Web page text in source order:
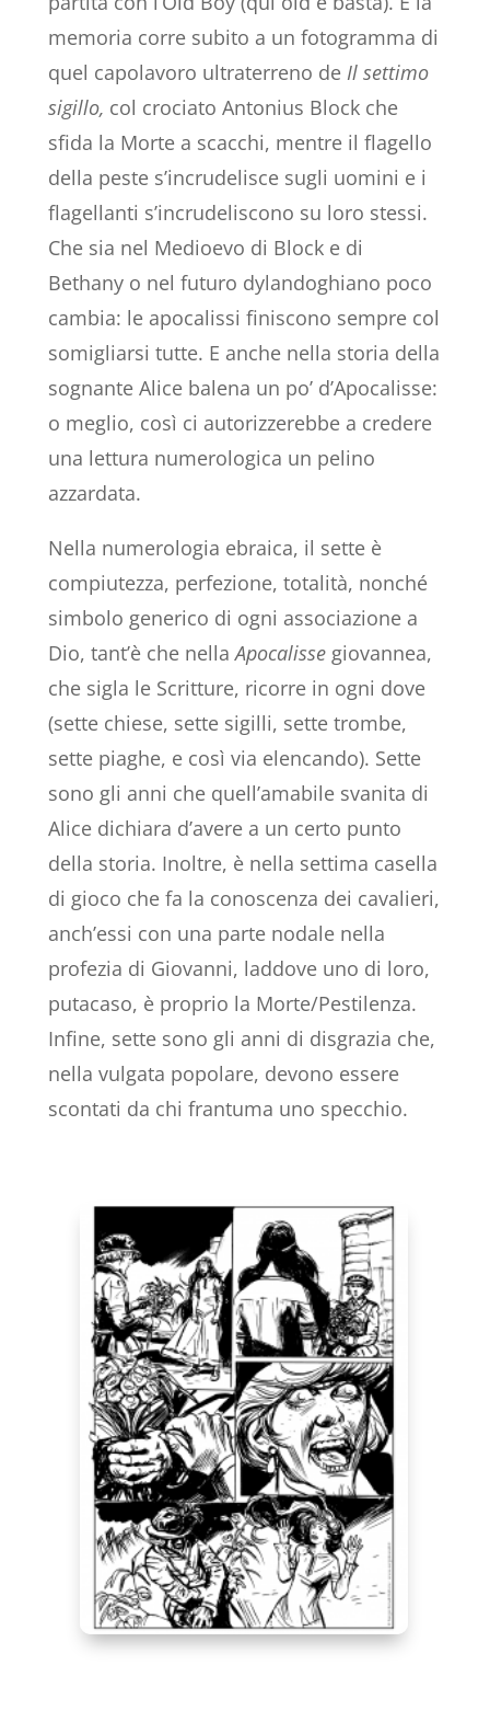
memoria corre subito a un fotogramma di
quel capolavoro ultraterreno de Il settimo
sigillo, col crociato Antonius Block che
sfida la Morte a scacchi, mentre il flagello
della peste s’incrudelisce sugli uomini e i
flagellanti s’incrudeliscono su loro stessi.
Che sia nel Medioevo di Block e di
Bethany o nel futuro dylandoghiano poco
cambia: le apocalissi finiscono sempre col
somigliarsi tutte. E anche nella storia della
sognante Alice balena un po’ d’Apocalisse:
o meglio, così ci autorizzerebbe a credere
una lettura numerologica un pelino
azzardata.
Nella numerologia ebraica, il sette è
compiutezza, perfezione, totalità, nonché
simbolo generico di ogni associazione a
Dio, tant’è che nellaApocalisse giovannea,
che sigla le Scritture, ricorre in ogni dove
(sette chiese, sette sigilli, sette trombe,
sette piaghe, e così via elencando). Sette
sono gli anni che quell’amabile svanita di
Alice dichiara d’avere a un certo punto
della storia. Inoltre, è nella settima casella
di gioco che fa la conoscenza dei cavalieri,
anch’essi con una parte nodale nella
profezia di Giovanni, laddove uno di loro,
putacaso, è proprio la Morte/Pestilenza.
Infine, sette sono gli anni di disgrazia che,
nella vulgata popolare, devono essere
scontati da chi frantuma uno specchio.